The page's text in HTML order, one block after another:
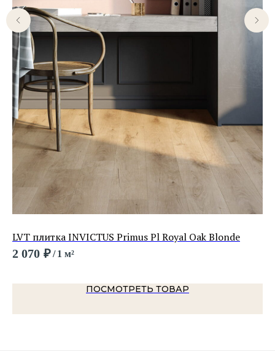
LVT плитка INVICTUS Primus Pl Royal Oak Blonde
2 070 ₽/ 1 м²
ПОСМОТРЕТЬ ТОВАР